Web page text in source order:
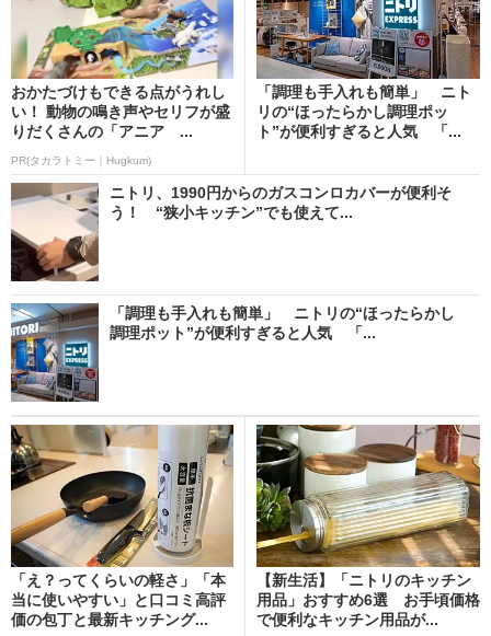
おかたづけもできる点がうれし
い！ 動物の鳴き声やセリフが盛
りだくさんの「アニア ...
PR(タカラトミー｜Hugkum)
「調理も手入れも簡単」 ニト
リの“ほったらかし調理ポッ
ト”が便利すぎると人気 「...
ニトリ、1990円からのガスコンロカバーが便利そ
う！ “狭小キッチン”でも使えて...
「調理も手入れも簡単」 ニトリの“ほったらかし
調理ポット”が便利すぎると人気 「...
「え？ってくらいの軽さ」「本
当に使いやすい」と口コミ高評
価の包丁と最新キッチング...
【新生活】「ニトリのキッチン
用品」おすすめ6選 お手頃価格
で便利なキッチン用品が...